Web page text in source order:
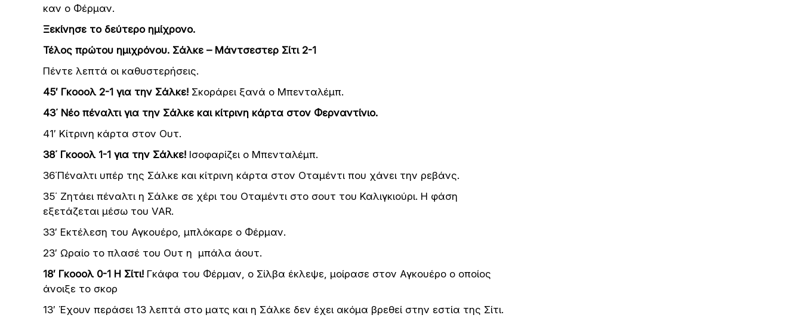
καν ο Φέρμαν.
Ξεκίνησε το δεύτερο ημίχρονο.
Τέλος πρώτου ημιχρόνου. Σάλκε – Μάντσεστερ Σίτι 2-1
Πέντε λεπτά οι καθυστερήσεις.
45′ Γκοοολ 2-1 για την Σάλκε! Σκοράρει ξανά ο Μπενταλέμπ.
43΄ Νέο πέναλτι για την Σάλκε και κίτρινη κάρτα στον Φερναντίνιο.
41′ Κίτρινη κάρτα στον Ουτ.
38΄ Γκοοολ 1-1 για την Σάλκε! Ισοφαρίζει ο Μπενταλέμπ.
36΄Πέναλτι υπέρ της Σάλκε και κίτρινη κάρτα στον Οταμέντι που χάνει την ρεβάνς.
35΄ Ζητάει πέναλτι η Σάλκε σε χέρι του Οταμέντι στο σουτ του Καλιγκιούρι. Η φάση
εξετάζεται μέσω του VAR.
33′ Εκτέλεση του Αγκουέρο, μπλόκαρε ο Φέρμαν.
23′ Ωραίο το πλασέ του Ουτ η μπάλα άουτ.
18′ Γκοοολ 0-1 Η Σίτι! Γκάφα του Φέρμαν, ο Σίλβα έκλεψε, μοίρασε στον Αγκουέρο ο οποίος
άνοιξε το σκορ
13′ Έχουν περάσει 13 λεπτά στο ματς και η Σάλκε δεν έχει ακόμα βρεθεί στην εστία της Σίτι.